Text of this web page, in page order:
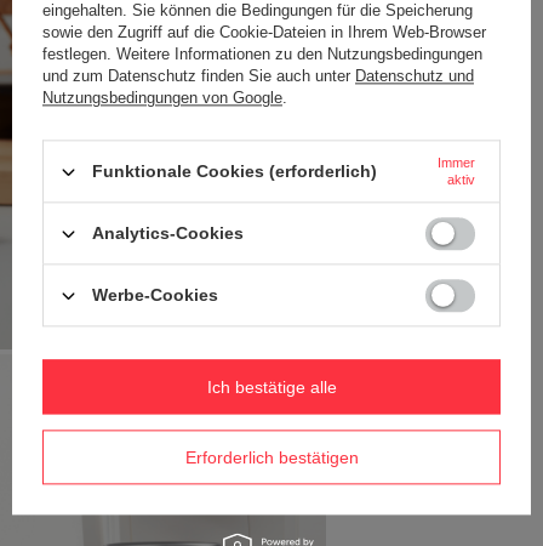
eingehalten. Sie können die Bedingungen für die Speicherung
sowie den Zugriff auf die Cookie-Dateien in Ihrem Web-Browser
festlegen. Weitere Informationen zu den Nutzungsbedingungen
und zum Datenschutz finden Sie auch unter Datenschutz und
Nutzungsbedingungen von Google.
Funktionale Cookies (erforderlich)
Immer
aktiv
Analytics-Cookies
Werbe-Cookies
Erforderlich bestätigen
Ich bestätige alle